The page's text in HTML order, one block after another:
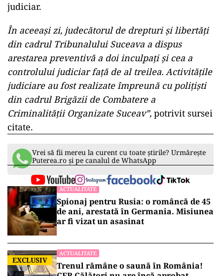
judiciar.
În aceeași zi, judecătorul de drepturi și libertăți
din cadrul Tribunalului Suceava a dispus
arestarea preventivă a doi inculpați și cea a
controlului judiciar față de al treilea. Activitățile
judiciare au fost realizate împreună cu polițiști
din cadrul Brigăzii de Combatere a
Criminalității Organizate Suceav”, potrivit sursei
citate.
Vrei să fii mereu la curent cu toate știrile? Urmărește
Puterea.ro și pe canalul de WhatsApp
ACTUALITATE
Spionaj pentru Rusia: o româncă de 45
de ani, arestată în Germania. Misiunea
ar fi vizat un asasinat
EXCLUSIV
ACTUALITATE
Trenul rămâne o saună în România!